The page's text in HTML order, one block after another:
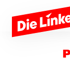
Zum Hauptinhalt